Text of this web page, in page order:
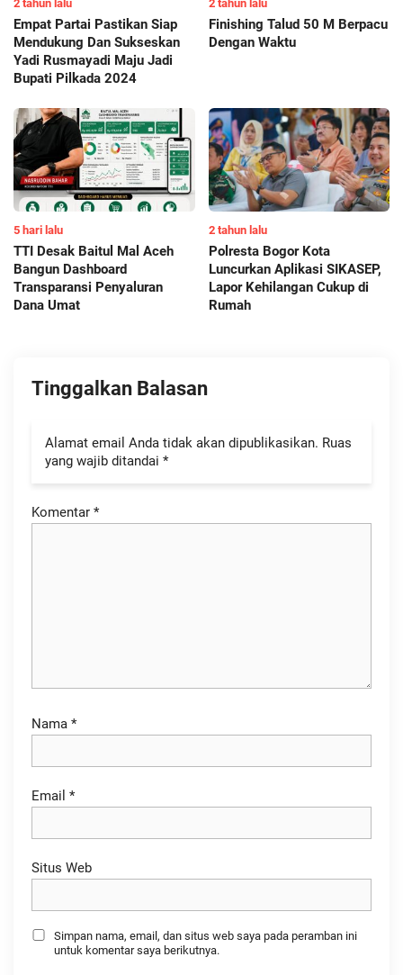
2 tahun lalu
Empat Partai Pastikan Siap
Mendukung Dan Sukseskan
Yadi Rusmayadi Maju Jadi
Bupati Pilkada 2024
2 tahun lalu
Finishing Talud 50 M Berpacu
Dengan Waktu
5 hari lalu
TTI Desak Baitul Mal Aceh
Bangun Dashboard
Transparansi Penyaluran
Dana Umat
2 tahun lalu
Polresta Bogor Kota
Luncurkan Aplikasi SIKASEP,
Lapor Kehilangan Cukup di
Rumah
Tinggalkan Balasan
Alamat email Anda tidak akan dipublikasikan. Ruas
yang wajib ditandai *
Komentar *
Nama *
Email *
Situs Web
Simpan nama, email, dan situs web saya pada peramban ini
untuk komentar saya berikutnya.